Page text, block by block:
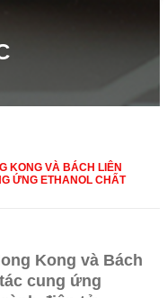
KONG VÀ BÁCH LIÊN
ỨNG ETHANOL CHẤT
Kong và Bách
cung ứng